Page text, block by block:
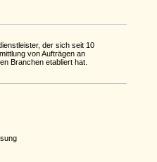
der sich seit 10
von Aufträgen an
Branchen etabliert hat.